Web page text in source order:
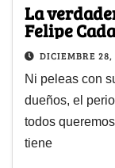
La
Felipe
DICIEMBRE 28,
Ni peleas con
dueños, el
todos
tiene